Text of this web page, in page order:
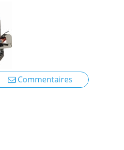
Commentaires